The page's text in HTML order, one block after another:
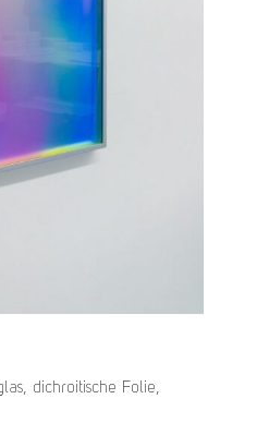
dichroitische Folie,